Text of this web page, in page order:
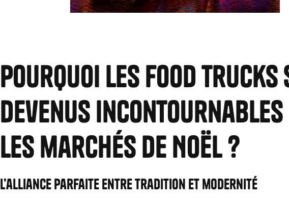
Pourquoi les food trucks
devenus
les marchés de Noël ?
L’alliance parfaite entre tradition et modernité